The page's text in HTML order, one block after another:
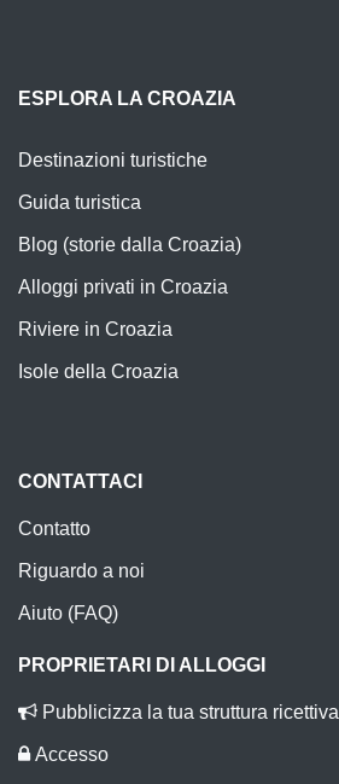
ESPLORA LA CROAZIA
Destinazioni turistiche
Guida turistica
Blog (storie dalla Croazia)
Alloggi privati in Croazia
Riviere in Croazia
Isole della Croazia
CONTATTACI
Contatto
Riguardo a noi
Aiuto (FAQ)
PROPRIETARI DI ALLOGGI
Pubblicizza la tua struttura ricettiva
Accesso